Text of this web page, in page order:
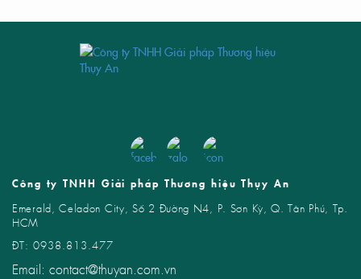
Công ty TNHH Giải pháp Thương hiệu Thụy An
Emerald, Celadon City, Số 2 Đường N4, P. Sơn Kỳ, Q. Tân Phú, Tp.
HCM
ĐT: 0938.813.477
Email: contact@thuyan.com.vn